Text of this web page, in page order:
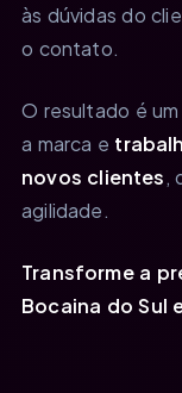
às dúvidas do
o contato.
O resultado é
a marca e
novos clientes,
agilidade.
Transforme a
Bocaina do Sul